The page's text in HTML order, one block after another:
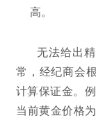
高。
无法给出
常，经纪商会
计算保证金。
当前黄金价格